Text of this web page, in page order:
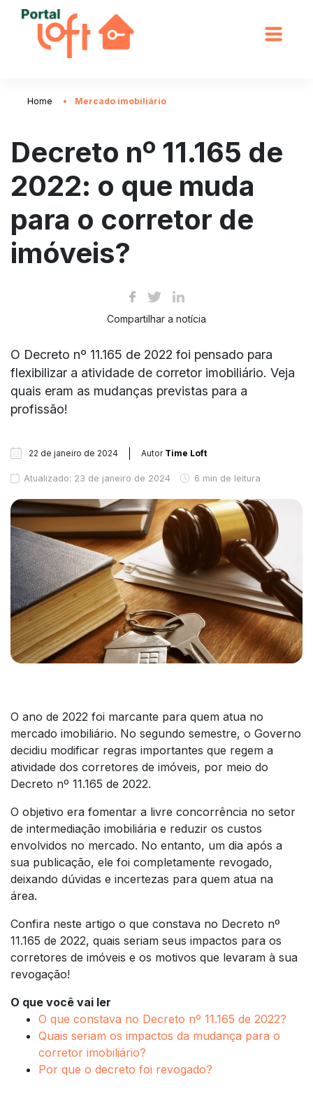
Home Mercado imobiliário
Decreto nº 11.165 de
2022: o que muda
para o corretor de
imóveis?
Compartilhar a notícia
O Decreto nº 11.165 de 2022 foi pensado para
flexibilizar a atividade de corretor imobiliário. Veja
quais eram as mudanças previstas para a
profissão!
22 de janeiro de 2024 Autor Time Loft
Atualizado: 23 de janeiro de 2024 6 min de leitura
O ano de 2022 foi marcante para quem atua no
mercado imobiliário. No segundo semestre, o Governo
decidiu modificar regras importantes que regem a
atividade dos corretores de imóveis, por meio do
Decreto nº 11.165 de 2022.
O objetivo era fomentar a livre concorrência no setor
de intermediação imobiliária e reduzir os custos
envolvidos no mercado. No entanto, um dia após a
sua publicação, ele foi completamente revogado,
deixando dúvidas e incertezas para quem atua na
área.
Confira neste artigo o que constava no Decreto nº
11.165 de 2022, quais seriam seus impactos para os
corretores de imóveis e os motivos que levaram à sua
revogação!
O que você vai ler
O que constava no Decreto nº 11.165 de 2022?
Quais seriam os impactos da mudança para o
corretor imobiliário?
Por que o decreto foi revogado?